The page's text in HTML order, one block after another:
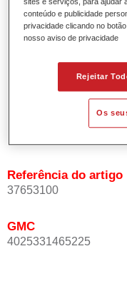
Permite uma
Demonstra
Possui excelente
Possui excelentes
Product Variant
Referência do artigo
37653100
GMC
4025331465225
conteúdo e publicidade
privacidade clicando no
nosso aviso de privacidade
Rejeitar
Os